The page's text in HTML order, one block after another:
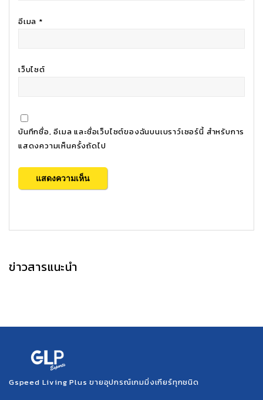
อีเมล *
เว็บไซต์
บันทึกชื่อ, อีเมล และชื่อเว็บไซต์ของฉันบนเบราว์เซอร์นี้ สำหรับการ
แสดงความเห็นครั้งถัดไป
ข่าวสารแนะนำ
Gspeed Living Plus ขายอุปกรณ์เกมมิ่งเกียร์ทุกชนิด